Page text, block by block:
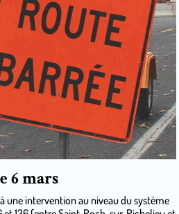
6 mars
une intervention au niveau du système